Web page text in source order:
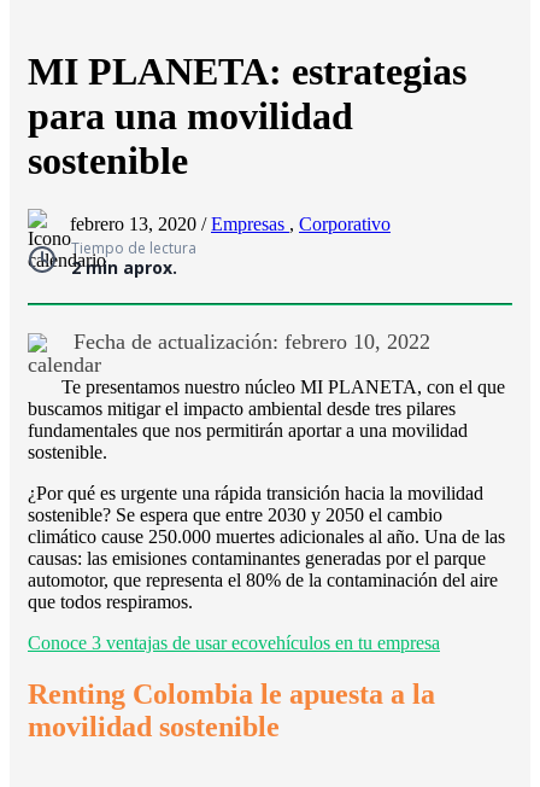
MI PLANETA: estrategias
para una movilidad
sostenible
febrero 13, 2020 /Empresas , Corporativo
Tiempo de lectura
2 min aprox.
Fecha de actualización: febrero 10, 2022
Te presentamos nuestro núcleo MI PLANETA, con el que
buscamos mitigar el impacto ambiental desde tres pilares
fundamentales que nos permitirán aportar a una movilidad
sostenible.
¿Por qué es urgente una rápida transición hacia la movilidad
sostenible? Se espera que entre 2030 y 2050 el cambio
climático cause 250.000 muertes adicionales al año. Una de las
causas: las emisiones contaminantes generadas por el parque
automotor, que representa el 80% de la contaminación del aire
que todos respiramos.
Conoce 3 ventajas de usar ecovehículos en tu empresa
Renting Colombia le apuesta a la
movilidad sostenible